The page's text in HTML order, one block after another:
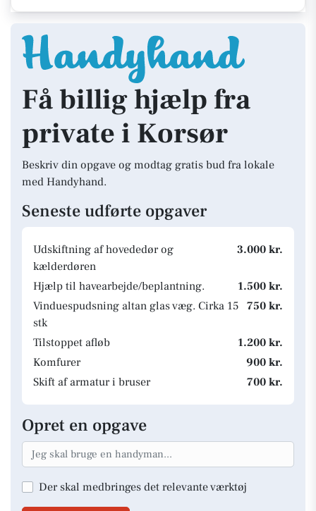
Få billig hjælp fra
private i Korsør
Beskriv din opgave og modtag gratis bud fra lokale
med Handyhand.
Seneste udførte opgaver
Udskiftning af hovededør og
kælderdøren
3.000 kr.
Hjælp til havearbejde/beplantning.
1.500 kr.
Vinduespudsning altan glas væg. Cirka 15
stk
750 kr.
Tilstoppet afløb
1.200 kr.
Komfurer
900 kr.
Skift af armatur i bruser
700 kr.
Opret en opgave
Der skal medbringes det relevante værktøj